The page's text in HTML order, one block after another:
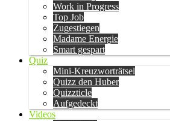
Work in Progress
Top Job
Zugestiegen
Madame Energie
Smart gespart
Quiz
Mini-Kreuzworträtsel
Quizz den Huber
Quizzticle
Aufgedeckt
Videos